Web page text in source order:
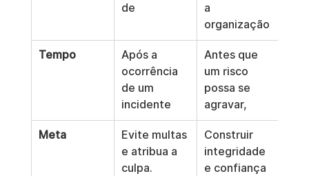
de
a
organização
Tempo
Após a
ocorrência
de um
incidente
Antes que
um risco
possa se
agravar,
Meta
Evite multas
e atribua a
culpa.
Construir
integridade
e confiança